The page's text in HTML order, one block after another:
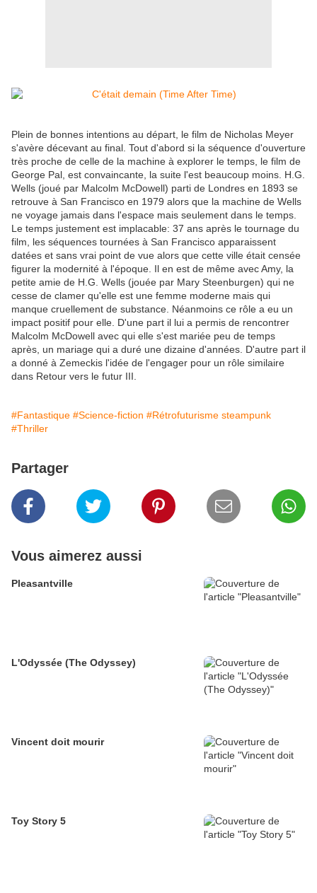
Plein de bonnes intentions au départ, le film de Nicholas Meyer
s'avère décevant au final. Tout d'abord si la séquence d'ouverture
très proche de celle de la machine à explorer le temps, le film de
George Pal, est convaincante, la suite l'est beaucoup moins. H.G.
Wells (joué par Malcolm McDowell) parti de Londres en 1893 se
retrouve à San Francisco en 1979 alors que la machine de Wells
ne voyage jamais dans l'espace mais seulement dans le temps.
Le temps justement est implacable: 37 ans après le tournage du
film, les séquences tournées à San Francisco apparaissent
datées et sans vrai point de vue alors que cette ville était censée
figurer la modernité à l'époque. Il en est de même avec Amy, la
petite amie de H.G. Wells (jouée par Mary Steenburgen) qui ne
cesse de clamer qu'elle est une femme moderne mais qui
manque cruellement de substance. Néanmoins ce rôle a eu un
impact positif pour elle. D'une part il lui a permis de rencontrer
Malcolm McDowell avec qui elle s'est mariée peu de temps
après, un mariage qui a duré une dizaine d'années. D'autre part il
a donné à Zemeckis l'idée de l'engager pour un rôle similaire
dans Retour vers le futur III.
#Fantastique #Science-fiction #Rétrofuturisme steampunk
#Thriller
Partager
Vous aimerez aussi
Pleasantville
L'Odyssée (The Odyssey)
Vincent doit mourir
Toy Story 5